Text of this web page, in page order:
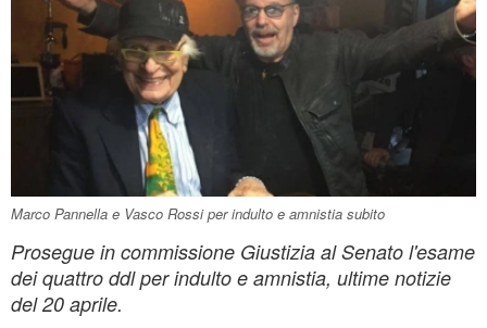
Marco Pannella e Vasco Rossi per indulto e amnistia subito
Prosegue in commissione Giustizia al Senato l'esame
dei quattro ddl per indulto e amnistia, ultime notizie
del 20 aprile.